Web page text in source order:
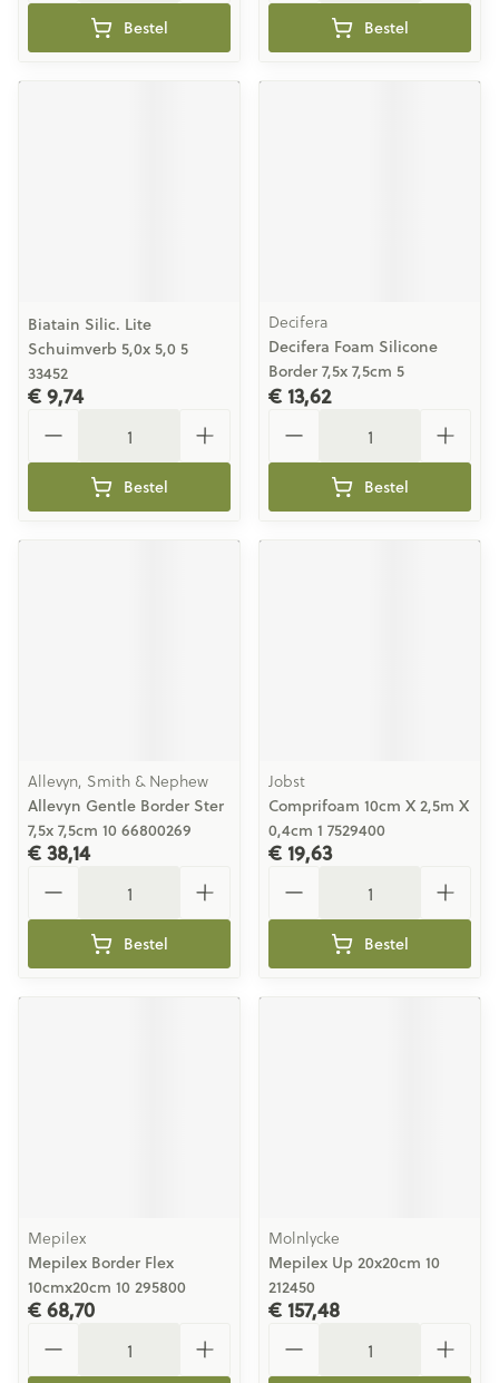
Bestel Bestel
Biatain Silic. Lite
Schuimverb 5,0x 5,0 5
33452
€ 9,74
Bestel
Decifera
Decifera Foam Silicone
Border 7,5x 7,5cm 5
€ 13,62
Bestel
Allevyn, Smith & Nephew
Allevyn Gentle Border Ster
7,5x 7,5cm 10 66800269
€ 38,14
Bestel
Jobst
Comprifoam 10cm X 2,5m X
0,4cm 1 7529400
€ 19,63
Bestel
Mepilex
Mepilex Border Flex
10cmx20cm 10 295800
€ 68,70
Molnlycke
Mepilex Up 20x20cm 10
212450
€ 157,48